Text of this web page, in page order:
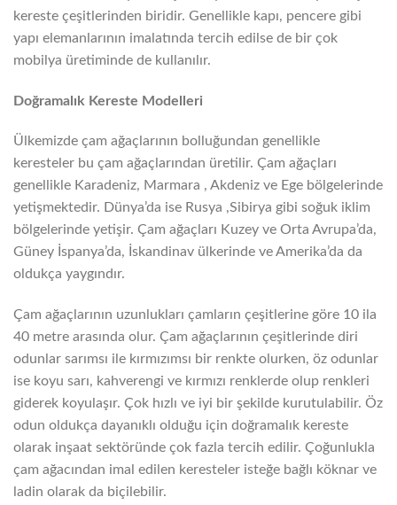
kereste çeşitlerinden biridir. Genellikle kapı, pencere gibi
yapı elemanlarının imalatında tercih edilse de bir çok
mobilya üretiminde de kullanılır.
Doğramalık Kereste Modelleri
Ülkemizde çam ağaçlarının bolluğundan genellikle
keresteler bu çam ağaçlarından üretilir. Çam ağaçları
genellikle Karadeniz, Marmara , Akdeniz ve Ege bölgelerinde
yetişmektedir. Dünya’da ise Rusya ,Sibirya gibi soğuk iklim
bölgelerinde yetişir. Çam ağaçları Kuzey ve Orta Avrupa’da,
Güney İspanya’da, İskandinav ülkerinde ve Amerika’da da
oldukça yaygındır.
Çam ağaçlarının uzunlukları çamların çeşitlerine göre 10 ila
40 metre arasında olur. Çam ağaçlarının çeşitlerinde diri
odunlar sarımsı ile kırmızımsı bir renkte olurken, öz odunlar
ise koyu sarı, kahverengi ve kırmızı renklerde olup renkleri
giderek koyulaşır. Çok hızlı ve iyi bir şekilde kurutulabilir. Öz
odun oldukça dayanıklı olduğu için doğramalık kereste
olarak inşaat sektöründe çok fazla tercih edilir. Çoğunlukla
çam ağacından imal edilen keresteler isteğe bağlı köknar ve
ladin olarak da biçilebilir.